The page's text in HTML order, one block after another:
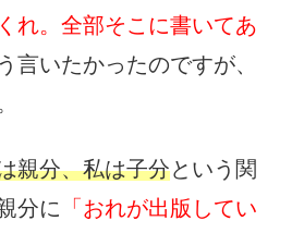
れ。全部そこに書いてあ
言いたかったのですが、
親分、私は子分という関
分に 「おれが出版してい